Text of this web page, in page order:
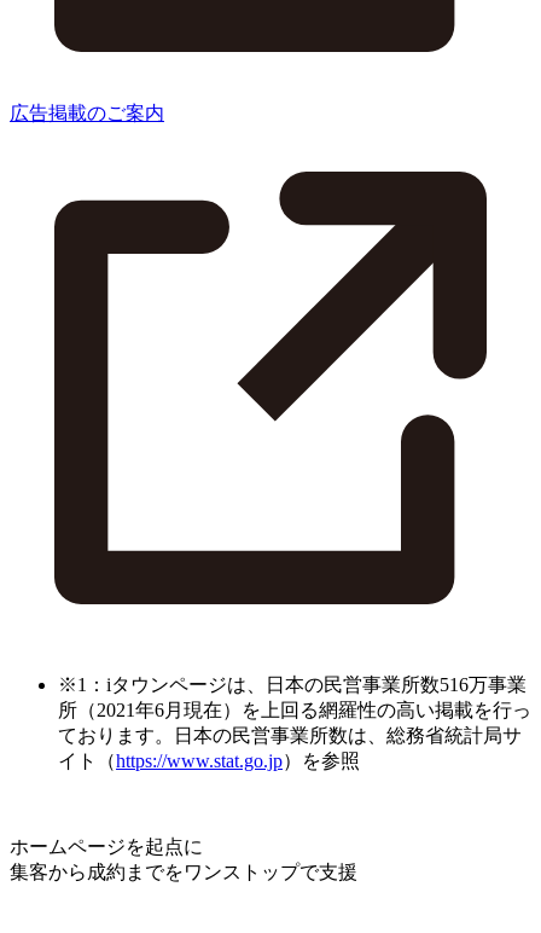
広告掲載のご案内
※1：iタウンページは、日本の民営事業所数516万事業
所（2021年6月現在）を上回る網羅性の高い掲載を行っ
ております。日本の民営事業所数は、総務省統計局サ
イト（https://www.stat.go.jp）を参照
ホームページを起点に
集客から成約までをワンストップで支援